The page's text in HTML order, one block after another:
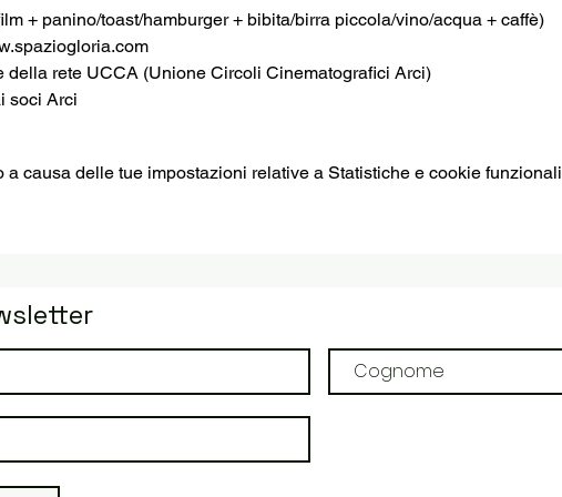
+ panino/toast/hamburger + bibita/birra piccola/vino/acqua + caffè)
della rete UCCA (Unione Circoli Cinematografici Arci)
soci Arci
a causa delle tue impostazioni relative a Statistiche e cookie